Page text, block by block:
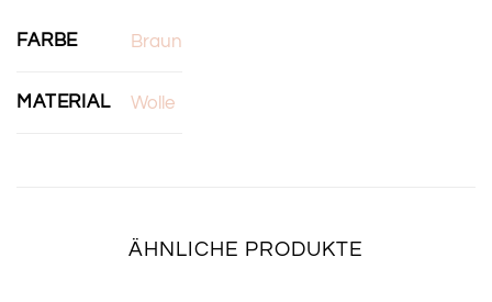
FARBE Braun
MATERIAL Wolle
ÄHNLICHE PRODUKTE